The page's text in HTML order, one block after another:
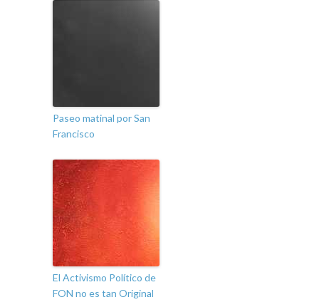
Paseo matinal por San
Francisco
El Activismo Político de
FON no es tan Original